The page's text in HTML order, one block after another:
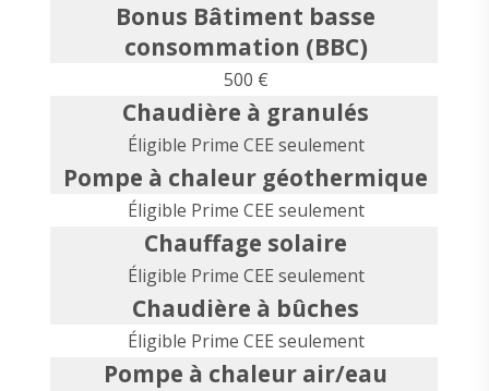
Bonus Bâtiment basse
consommation (BBC)
500 €
Chaudière à granulés
Éligible Prime CEE seulement
Pompe à chaleur géothermique
Éligible Prime CEE seulement
Chauffage solaire
Éligible Prime CEE seulement
Chaudière à bûches
Éligible Prime CEE seulement
Pompe à chaleur air/eau